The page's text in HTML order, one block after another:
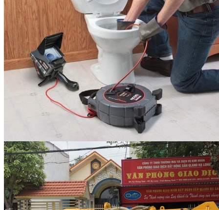
Thu gom rác thải sinh hoạt
và công nghiệp tại Hải...
Thi công cây xanh đô thị
và sân vườn – Giải pháp...